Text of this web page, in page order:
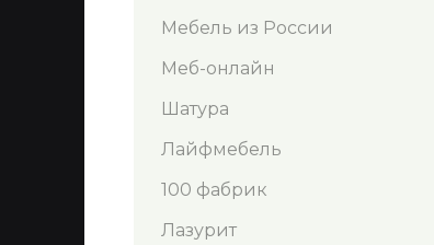
Мебель из России
Меб-онлайн
Шатура
Лайфмебель
100 фабрик
Лазурит